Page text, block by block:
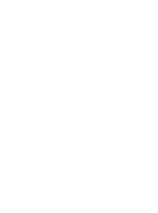
準監督署の
大仙市の統
照していま